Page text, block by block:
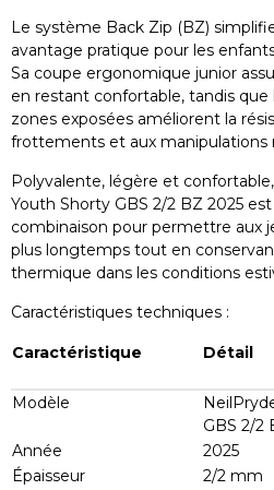
Le système Back Zip (BZ)
avantage pratique pour les
Sa coupe ergonomique junior
en restant confortable, tandis que
zones exposées améliorent la
frottements et aux manipulations
Polyvalente, légère et
Youth Shorty GBS 2/2 BZ 2025
combinaison pour permettre aux
plus longtemps tout en
thermique dans les conditions
Caractéristiques techniques :
Caractéristique Détail
Modèle
GBS 2/2
Année
2025
Épaisseur
2/2 mm